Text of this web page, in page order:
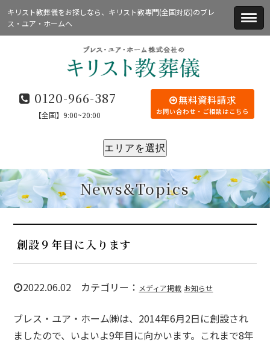
キリスト教葬儀をお探しなら、キリスト教専門(全国対応)のブレ
ス・ユア・ホームへ
無料資料請求
お問い合わせ・ご相談はこちら
0120-966-387
【全国】9:00~20:00
エリアを選択
News&Topics
創設９年目に入ります
2022.06.02 カテゴリー： メディア掲載 お知らせ
ブレス・ユア・ホーム㈱は、2014年6月2日に創設され
ましたので、いよいよ9年目に向かいます。これまで8年